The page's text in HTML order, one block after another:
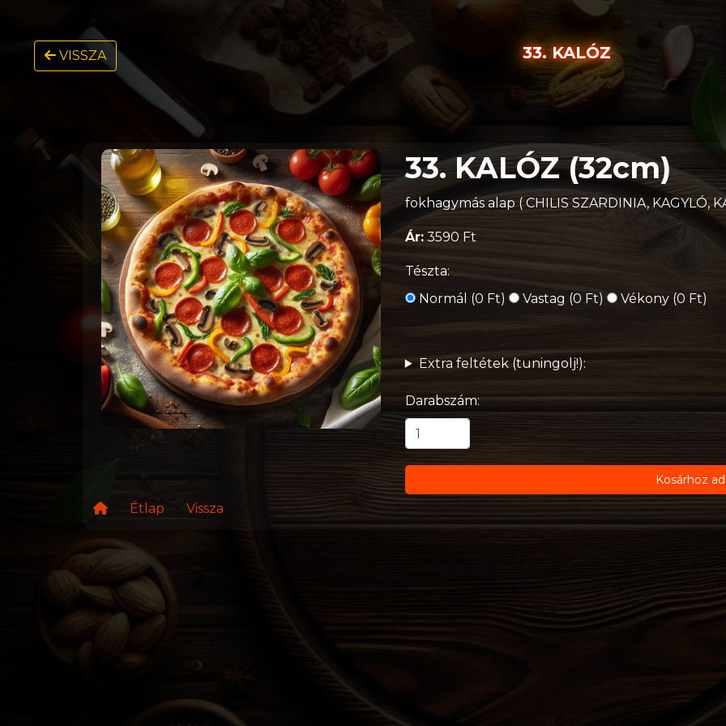
VISSZA 33. KALÓZ
33. KALÓZ (32cm)
fokhagymás alap ( CHILIS SZARDINIA, KAGYLÓ,
Ár:3590 Ft
Tészta:
Normál (0 Ft)
Vastag (0 Ft) Vékony (0 Ft)
Extra feltétek (tuningolj!):
Darabszám:
Kosárhoz
Étlap Vissza